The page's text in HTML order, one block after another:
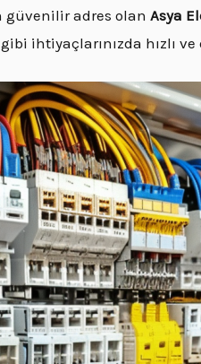
güvenilir adres olan Asya
ihtiyaçlarınızda hızlı